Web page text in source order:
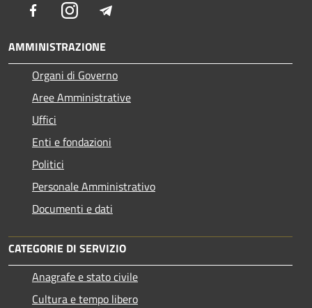
FacebookInstagram
AMMINISTRAZIONE
Organi di Governo
Aree Amministrative
Uffici
Enti e fondazioni
Politici
Personale Amministrativo
Documenti e dati
CATEGORIE DI SERVIZIO
Anagrafe e stato civile
Cultura e tempo libero